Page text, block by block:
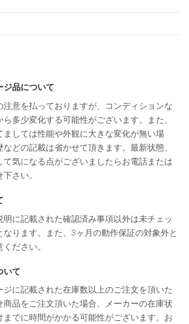
ジ品について
注意を払っておりますが、コンディションな
多少変化する可能性がございます。また、
ましては性能や外観に大きな変化が無い場
どの記載は省かせて頂きます。最新状態、
て気になる点がございましたらお電話または
さい。
明に記載された確認済み事項以外は未チェッ
なります。また、3ヶ月の動作保証の対象外と
ださい。
いて
ジに記載された在庫数以上のご注文を頂いた
商品をご注文頂いた場合、メーカーの在庫状
までに時間がかかる可能性がございます。お